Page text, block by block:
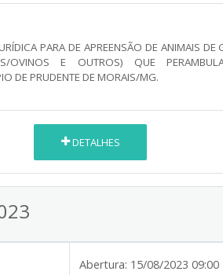
PARA DE APREENSÃO DE ANIMAIS
OVINOS E OUTROS) QUE
DE PRUDENTE DE MORAIS/MG.
DETALHES
Abertura: 15/08/2023 09:00